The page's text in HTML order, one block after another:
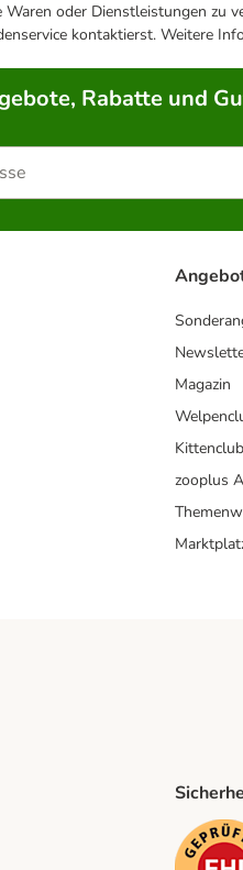
oder Dienstleistungen zu
kontaktierst. Weitere
Rabatte und
Magazin
Kittenclub
zooplus